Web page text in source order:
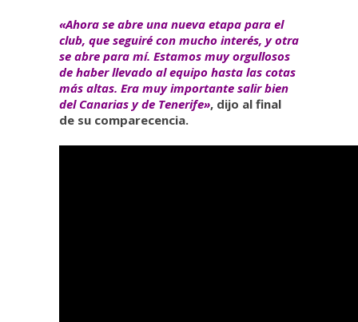
«Ahora se abre una nueva etapa para el
club, que seguiré con mucho interés, y otra
se abre para mí. Estamos muy orgullosos
de haber llevado al equipo hasta las cotas
más altas. Era muy importante salir bien
del Canarias y de Tenerife», dijo al final
de su comparecencia.